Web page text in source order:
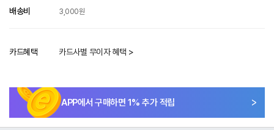
배송비
3,000원
카드혜택 카드사별 무이자 혜택 >
APP에서 구매하면 1% 추가 적립